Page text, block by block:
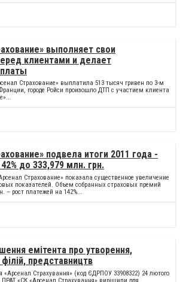
выполняет свои
клиентами и делает
Страхование» выплатила 513 тысяч гривен по 3-м
городе Ройси произошло ДТП с участием клиента
подвела итоги 2011 года -
до 333,979 млн. грн.
Страхование» показала существенное увеличение
показателей. Объем собранных страховых премий
– рост платежей на 142%...
емітента про утворення,
представництв
«Арсенал Страхування» (код ЄДРПОУ 33908322) 24 лютого